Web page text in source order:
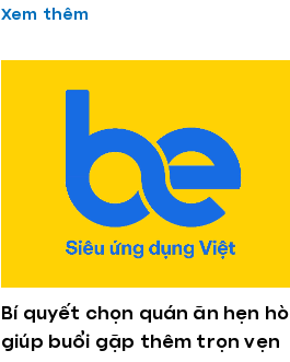
Xem thêm
Bí quyết chọn quán ăn hẹn hò
giúp buổi gặp thêm trọn vẹn